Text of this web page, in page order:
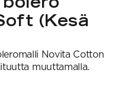
(Kesä
Novita Cotton
muuttamalla.